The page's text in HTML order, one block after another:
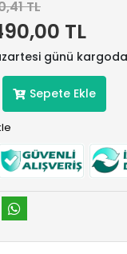
TL
TL
günü
Sepete Ekle